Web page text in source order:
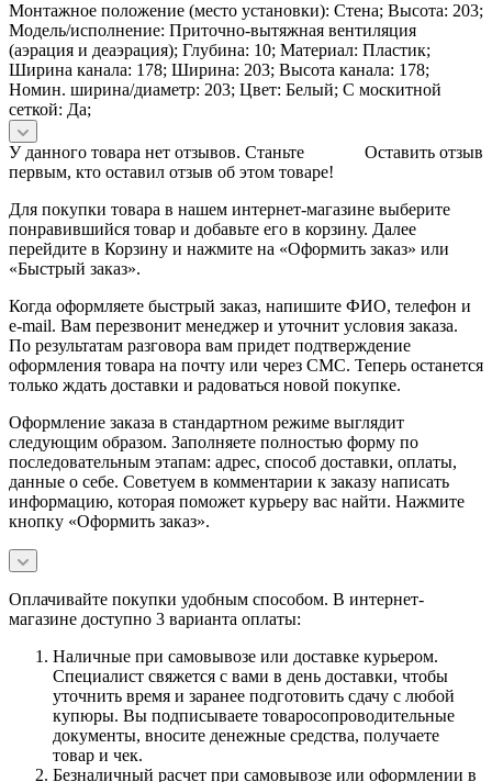
Монтажное положение (место установки): Стена; Высота: 203;
Модель/исполнение: Приточно-вытяжная вентиляция
(аэрация и деаэрация); Глубина: 10; Материал: Пластик;
Ширина канала: 178; Ширина: 203; Высота канала: 178;
Номин. ширина/диаметр: 203; Цвет: Белый; С москитной
сеткой: Да;
Оставить отзыв
У данного товара нет отзывов. Станьте
первым, кто оставил отзыв об этом товаре!
Для покупки товара в нашем интернет-магазине выберите
понравившийся товар и добавьте его в корзину. Далее
перейдите в Корзину и нажмите на «Оформить заказ» или
«Быстрый заказ».
Когда оформляете быстрый заказ, напишите ФИО, телефон и
e-mail. Вам перезвонит менеджер и уточнит условия заказа.
По результатам разговора вам придет подтверждение
оформления товара на почту или через СМС. Теперь останется
только ждать доставки и радоваться новой покупке.
Оформление заказа в стандартном режиме выглядит
следующим образом. Заполняете полностью форму по
последовательным этапам: адрес, способ доставки, оплаты,
данные о себе. Советуем в комментарии к заказу написать
информацию, которая поможет курьеру вас найти. Нажмите
кнопку «Оформить заказ».
Оплачивайте покупки удобным способом. В интернет-
магазине доступно 3 варианта оплаты:
Наличные при самовывозе или доставке курьером.
Специалист свяжется с вами в день доставки, чтобы
уточнить время и заранее подготовить сдачу с любой
купюры. Вы подписываете товаросопроводительные
документы, вносите денежные средства, получаете
товар и чек.
Безналичный расчет при самовывозе или оформлении в